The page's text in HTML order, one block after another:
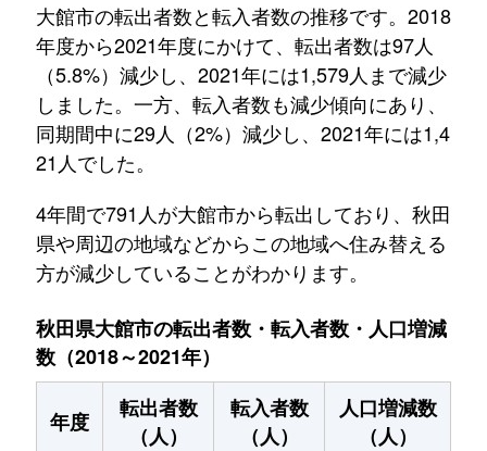
大館市の転出者数と転入者数の推移です。2018
年度から2021年度にかけて、転出者数は97人
（5.8%）減少し、2021年には1,579人まで減少
しました。一方、転入者数も減少傾向にあり、
同期間中に29人（2%）減少し、2021年には1,4
21人でした。
4年間で791人が大館市から転出しており、秋田
県や周辺の地域などからこの地域へ住み替える
方が減少していることがわかります。
秋田県大館市の転出者数・転入者数・人口増減
数（2018～2021年）
年度
転出者数
（人）
転入者数
（人）
人口増減数
（人）